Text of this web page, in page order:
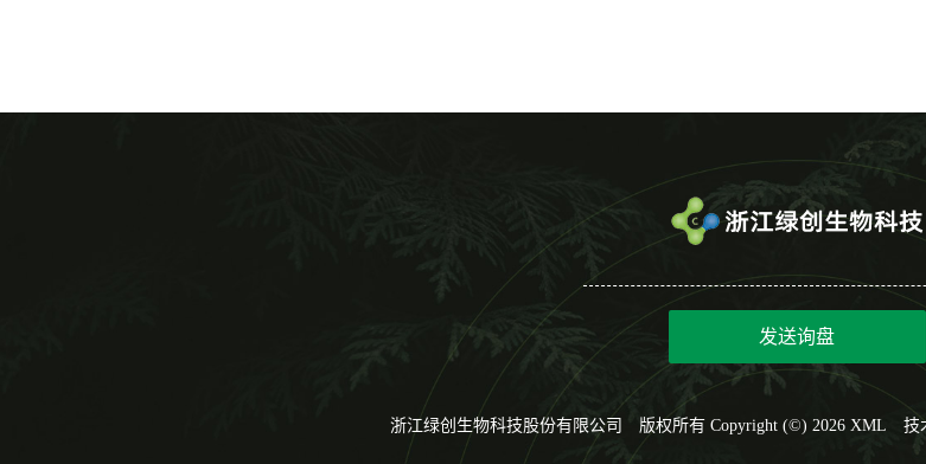
发送询盘
浙江绿创生物科技股份有限公司 版权所有 Copyright (©) 2026 XML 技